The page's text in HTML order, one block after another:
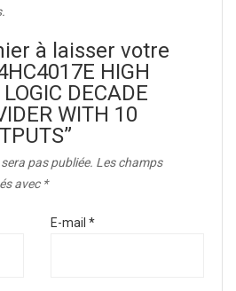
à laisser votre
HIGH
DECADE
WITH 10
pas publiée. Les champs
avec *
E-mail *